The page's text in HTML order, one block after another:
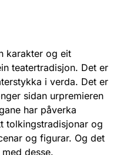
karakter og eit
teatertradisjon. Det er
i verda. Det er
sidan urpremieren
har påverka
tolkingstradisjonar og
og figurar. Og det
desse.